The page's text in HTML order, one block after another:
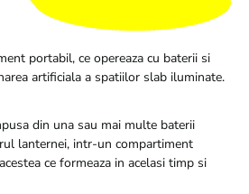
portabil, ce opereaza cu baterii si
artificiala a spatiilor slab iluminate.
din una sau mai multe baterii
lanternei, intr-un compartiment
ce formeaza in acelasi timp si